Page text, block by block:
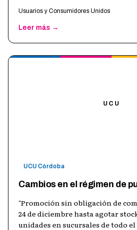
Usuarios y Consumidores Unidos
Leer más →
UCU
UCU Córdoba
Cambios en el régimen de
"Promoción sin obligación de
24 de diciembre hasta agotar
unidades en sucursales de todo el